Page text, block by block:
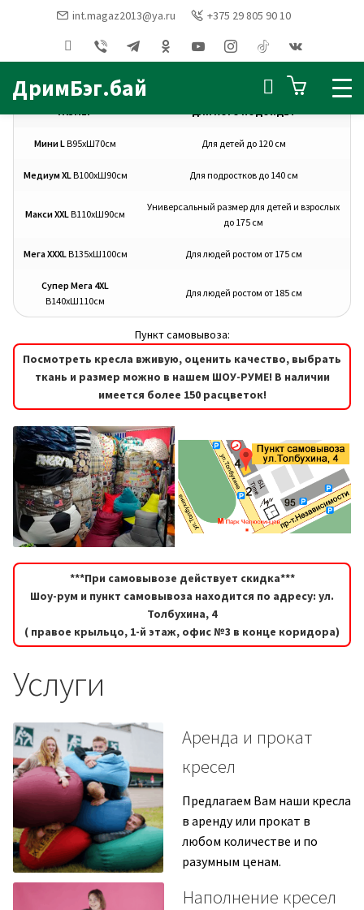
int.magaz2013@ya.ru +375 29 805 90 10
ДримБэг.бай
Главная Услуги
Мини L В95хШ70см Для детей до 120 см
Медиум XL В100хШ90см Для подростков до 140 см
Макси XXL В110хШ90см
Универсальный размер для детей и взрослых
до 175 см
Мега XXXL В135хШ100см Для людей ростом от 175 см
Супер Мега 4XL
В140хШ110см
Для людей ростом от 185 см
Пункт самовывоза:
Посмотреть кресла вживую, оценить качество, выбрать
ткань и размер можно в нашем ШОУ-РУМЕ! В наличии
имеется более 150 расцветок!
***При самовывозе действует скидка***
Шоу-рум и пункт самовывоза находится по адресу: ул.
Толбухина, 4
( правое крыльцо, 1-й этаж, офис №3 в конце коридора)
Услуги
Аренда и прокат
кресел
Предлагаем Вам наши кресла
в аренду или прокат в
любом количестве и по
разумным ценам.
Наполнение кресел